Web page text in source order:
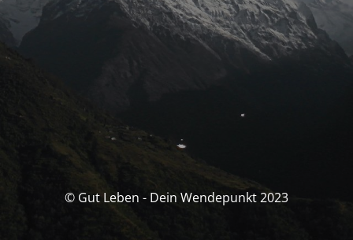
© Gut Leben - Dein Wendepunkt 2023